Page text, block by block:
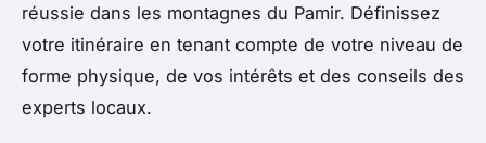
réussie dans les montagnes du Pamir. Définissez
votre itinéraire en tenant compte de votre niveau de
forme physique, de vos intérêts et des conseils des
experts locaux.